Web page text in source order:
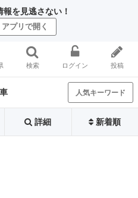
を見逃さない！
アプリで開く
検索 ログイン 投稿
人気キーワード
詳細 新着順